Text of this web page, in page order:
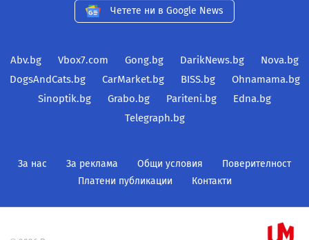
Четете ни в Google News
Abv.bg Vbox7.com Gong.bg DarikNews.bg
Nova.bg
DogsAndCats.bg
CarMarket.bg BISS.bg
Ohnamama.bg
Sinoptik.bg
Grabo.bg Pariteni.bg
Edna.bg
Telegraph.bg
За нас За реклама Общи условия
Поверителност
Платени публикации
Контакти